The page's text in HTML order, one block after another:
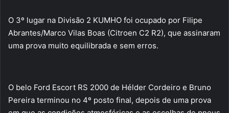
O 3º lugar na Divisão 2 KUMHO foi ocupado por Filipe
Abrantes/Marco Vilas Boas (Citroen C2 R2), que assinaram
uma prova muito equilibrada e sem erros.
O belo Ford Escort RS 2000 de Hélder Cordeiro e Bruno
Pereira terminou no 4º posto final, depois de uma prova